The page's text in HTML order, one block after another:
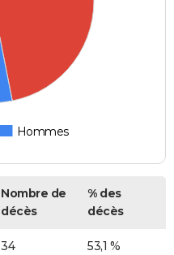
Hommes
Nombre de
décès
% des
décès
34 53,1 %